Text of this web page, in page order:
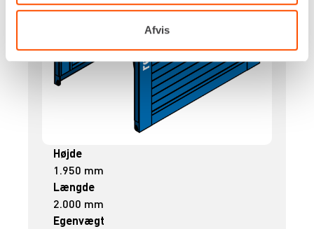
Afvis
Højde
1.950 mm
Længde
2.000 mm
Egenvægt